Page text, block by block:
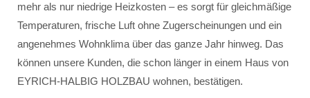
mehr als nur niedrige Heizkosten – es sorgt für gleichmäßige
Temperaturen, frische Luft ohne Zugerscheinungen und ein
angenehmes Wohnklima über das ganze Jahr hinweg. Das
können unsere Kunden, die schon länger in einem Haus von
EYRICH-HALBIG HOLZBAU wohnen, bestätigen.